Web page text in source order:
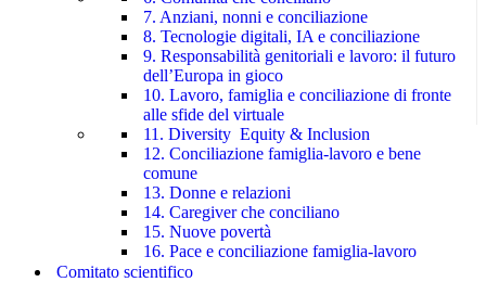
7. Anziani, nonni e conciliazione
8. Tecnologie digitali, IA e conciliazione
9. Responsabilità genitoriali e lavoro: il futuro
dell’Europa in gioco
10. Lavoro, famiglia e conciliazione di fronte
alle sfide del virtuale
11. Diversity Equity & Inclusion
12. Conciliazione famiglia-lavoro e bene
comune
13. Donne e relazioni
14. Caregiver che conciliano
15. Nuove povertà
16. Pace e conciliazione famiglia-lavoro
Comitato scientifico